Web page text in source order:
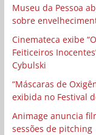
Museu da Pessoa
sobre
Cinemateca exibe
Feiticeiros
Cybulski
“Máscaras de
exibida no Festival
Animage anuncia
sessões de pitching